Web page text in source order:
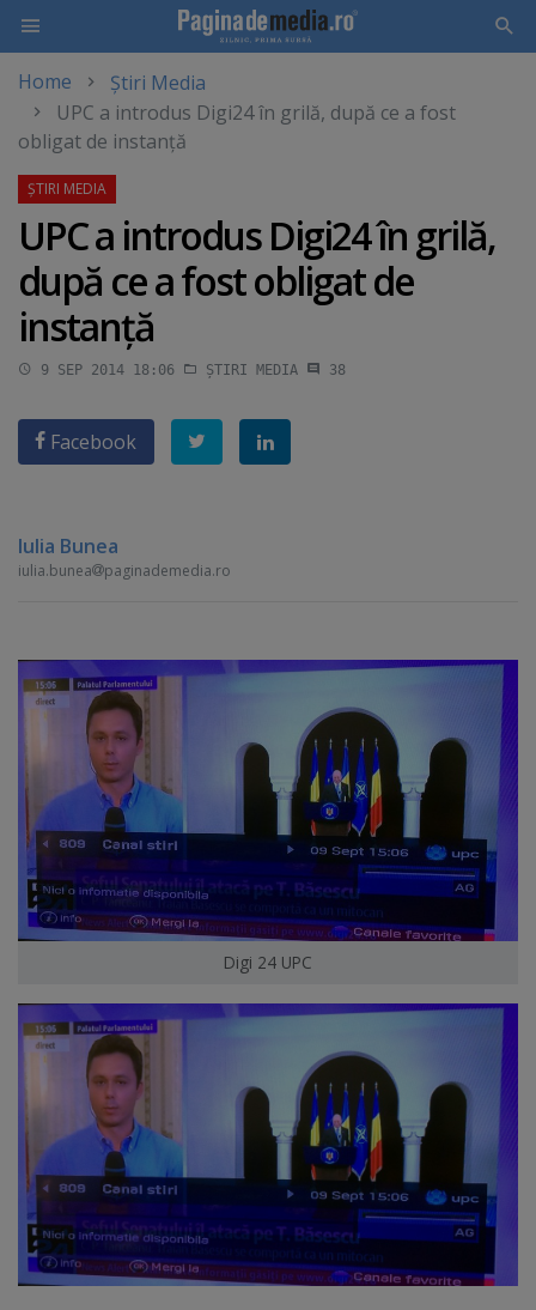
main
content
Home
Știri Media
UPC a introdus Digi24 în grilă, după ce a fost
obligat de instanţă
UPC a introdus Digi24 în grilă,
după ce a fost obligat de
instanţă
9 SEP 2014 18:06 ȘTIRI MEDIA 38
Facebook
Iulia Bunea
iulia.bunea paginademedia.ro
Digi 24 UPC